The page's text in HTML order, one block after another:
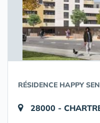
RÉSIDENCE HAPPY
28000 -